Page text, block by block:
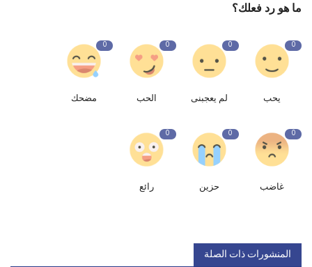
ما هو رد فعلك؟
0
يحب
0
لم يعجبنى
0
الحب
0
مضحك
0
غاضب
0
حزين
0
رائع
المنشورات ذات الصلة